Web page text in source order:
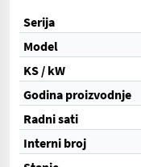
Serija
Model
KS / kW
Godina proizvodnje
Radni sati
Interni broj